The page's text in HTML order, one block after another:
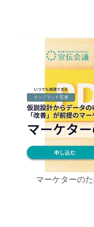
マーケターの